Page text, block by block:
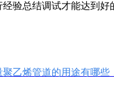
验总结调试才能达到
聚乙烯管道的用途有哪些